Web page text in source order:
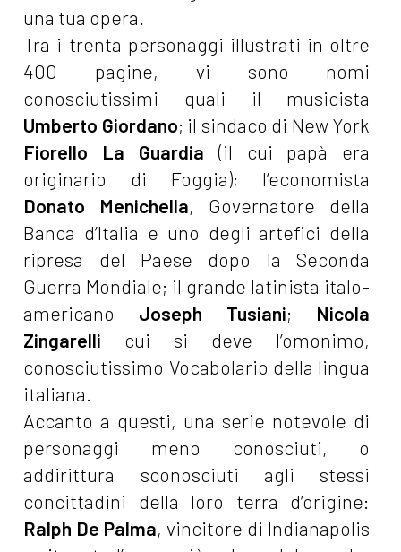
una tua opera.
Tra i trenta personaggi illustrati in oltre
400 pagine, vi sono nomi
conosciutissimi quali il musicista
Umberto Giordano; il sindaco di New York
Fiorello La Guardia (il cui papà era
originario di Foggia); l’economista
Donato Menichella, Governatore della
Banca d’Italia e uno degli artefici della
ripresa del Paese dopo la Seconda
Guerra Mondiale; il grande latinista italo-
americano Joseph Tusiani; Nicola
Zingarelli cui si deve l’omonimo,
conosciutissimo Vocabolario della lingua
italiana.
Accanto a questi, una serie notevole di
personaggi meno conosciuti, o
addirittura sconosciuti agli stessi
concittadini della loro terra d’origine:
Ralph De Palma, vincitore di Indianapolis